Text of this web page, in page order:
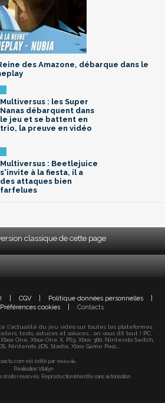
des Amazone, débarque dans le
Multiversus : les Super
Nanas débarquent dans
le jeu et se battent en
trio, la preuve en vidéo
Multiversus : Beetlejuice
s'invite à la fiesta, il a
des attaques bien
farfelues
classique de cette page
CGV Politique données personnelles
Préférences cookies Contacts
l'actualité du jeu vidéo sur toutes les plateformes.
tests, astuces et soluces... on vous dit tout ! PC,
Xbox One, Xbox One X, PS3, Xbox 360, Nintendo Switch,
Nintendo 2DS, Stadia, Xbox Game Pass...
est édité par Webedia
Réalisation Vitalyn
réservés. Reproduction interdite sans autorisation.